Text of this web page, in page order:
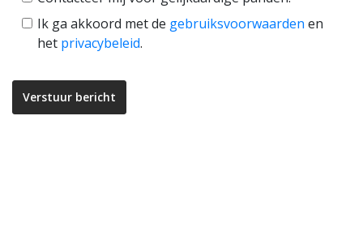
Ik ga akkoord met de gebruiksvoorwaarden en
het privacybeleid.
Verstuur bericht